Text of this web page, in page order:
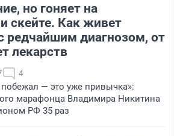
но гоняет на
скейте. Как живет
редчайшим диагнозом, от
лекарств
4
— это уже привычка»:
марафонца Владимира Никитина
РФ 35 раз